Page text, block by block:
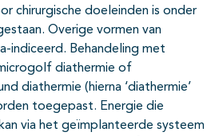
chirurgische doeleinden is onder
Overige vormen van
indiceerd. Behandeling met
diathermie of
diathermie (hierna ‘diathermie’
toegepast. Energie die
via het geïmplanteerde systeem